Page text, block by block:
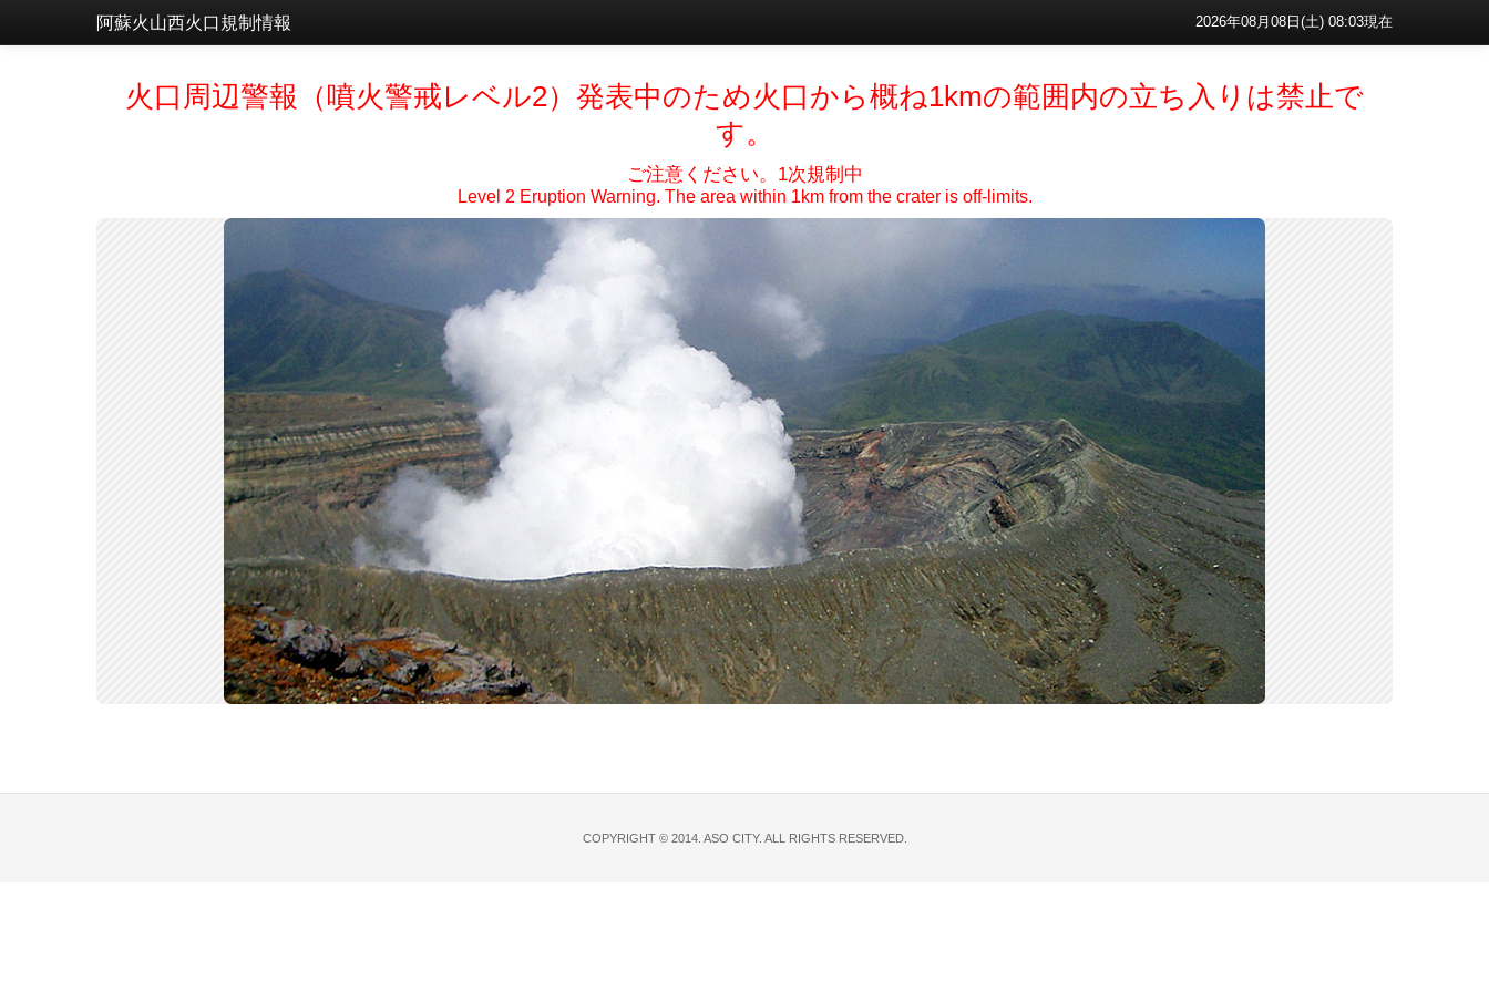
阿蘇火山西火口規制情報 2026年08月08日(土) 08:03現在
火口周辺警報（噴火警戒レベル2）発表中のため火口から概ね1kmの範囲内の立ち入りは禁止で
す。
ご注意ください。1次規制中
Level 2 Eruption Warning. The area within 1km from the crater is off-limits.
COPYRIGHT © 2014. ASO CITY. ALL RIGHTS RESERVED.